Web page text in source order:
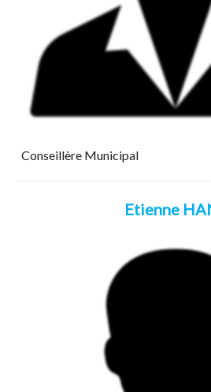
Conseillère Municipal
Etienne